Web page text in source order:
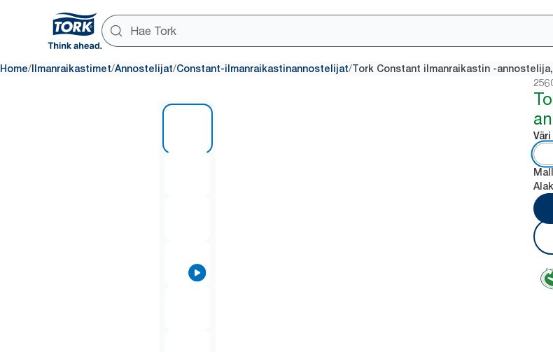
Home/ Ilmanraikastimet/Annostelijat/Constant-ilmanraikastinannostelijat/Tork Constant ilmanraikastin -
Väri